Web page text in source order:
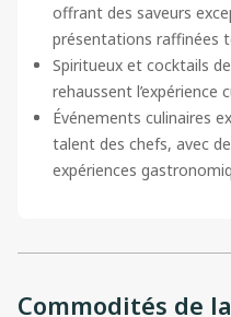
offrant des saveurs
présentations raffinées
Spiritueux et cocktails
rehaussent l’expérience
Événements culinaires
talent des chefs, avec
expériences
Commodités de